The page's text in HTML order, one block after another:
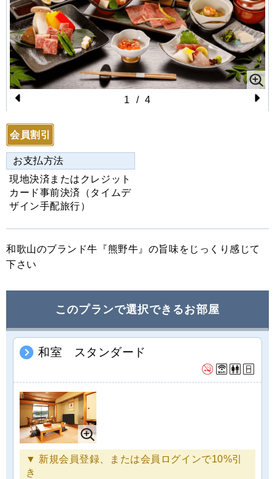
e
vi
o
u
s
1 / 4
会員割引
お支払方法
現地決済またはクレジット
カード事前決済（タイムデ
ザイン手配旅行）
和歌山のブランド牛『熊野牛』の旨味をじっくり感じて
下さい
このプランで選択できるお部屋
和室 スタンダード
▼ 新規会員登録、または会員ログインで10%引
き